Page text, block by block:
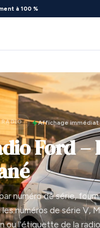
à 100 %
RADIO Affichage immédiat
Ford
numéro de série,
numéros de série V,
ou l'étiquette de la